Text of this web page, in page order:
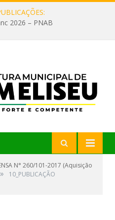
2026 – PNAB
N° 260/101-2017 (Aquisição
»
10_PUBLICAÇÃO